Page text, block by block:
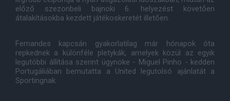
előző szezonbeli bajnoki 6. helyezést követően
átalakításokba kezdett játékoskeretét illetően.
Fernandes kapcsán gyakorlatilag már hónapok óta
repkednek a különféle pletykák, amelyek közül az egyik
legutóbbi állítása szerint ügynöke - Miguel Pinho - kedden
Portugáliában bemutatta a United legutolsó ajánlatát a
Sportingnak.